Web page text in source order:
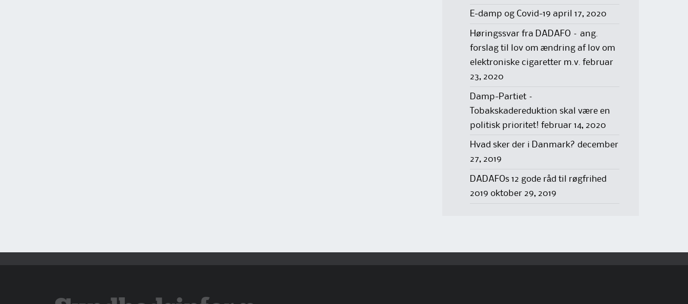
E-damp og Covid-19 april 17, 2020
Høringssvar fra DADAFO – ang.
forslag til lov om ændring af lov om
elektroniske cigaretter m.v. februar
23, 2020
Damp-Partiet –
Tobakskadereduktion skal være en
politisk prioritet! februar 14, 2020
Hvad sker der i Danmark? december
27, 2019
DADAFOs 12 gode råd til røgfrihed
2019 oktober 29, 2019